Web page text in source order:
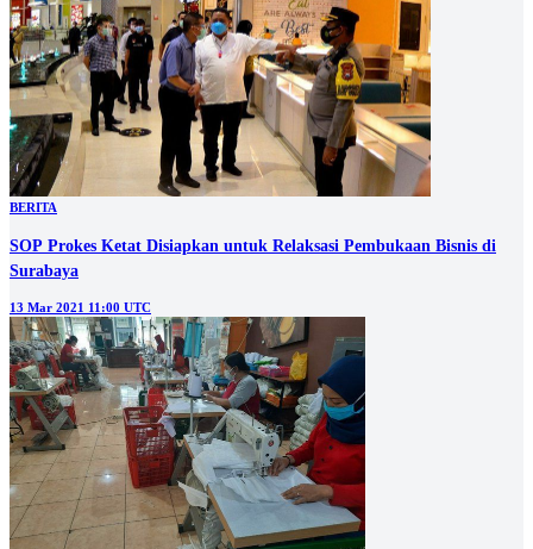
BERITA
SOP Prokes Ketat Disiapkan untuk Relaksasi Pembukaan Bisnis di
Surabaya
13 Mar 2021 11:00 UTC